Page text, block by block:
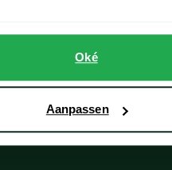
Oké
Aanpassen